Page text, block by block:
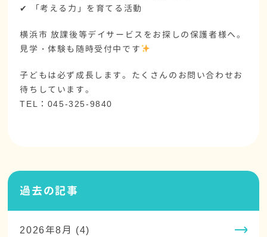
✔ 「考える力」を育てる活動
横浜市 放課後等デイサービス をお探しの保護者様へ。
見学・体験も随時受付中です
子どもは必ず成長します。たくさんのお問い合わせお
待ちしています。
TEL：045-325-9840
過去の記事
2026年8月 (4)